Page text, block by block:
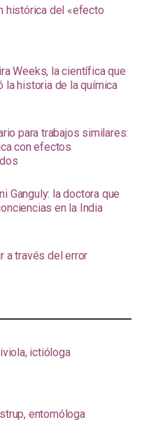
histórica del «efecto
Weeks, la científica que
la historia de la química
para trabajos similares:
con efectos
Ganguly: la doctora que
en la India
a través del error
ictióloga
entomóloga